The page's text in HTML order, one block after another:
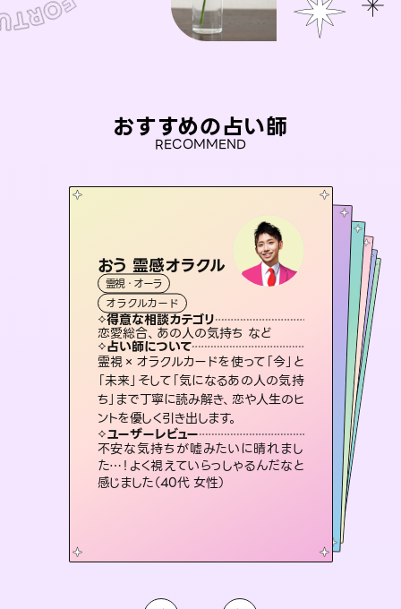
おすすめの占い師
RECOMMEND
おう 霊感オラクル
霊視・オーラ
オラクルカード
得意な相談カテゴリ
恋愛総合、あの人の気持ち など
占い師について
霊視×オラクルカードを使って「今」と
「未来」そして「気になるあの人の気持
ち」まで丁寧に読み解き、恋や人生のヒ
ントを優しく引き出します。
ユーザーレビュー
不安な気持ちが嘘みたいに晴れまし
た…！よく視えていらっしゃるんだなと
感じました（40代 女性）
アイリス -iris-
西洋占星術
ルーン
得意な相談カテゴリ
恋愛総合、片想い、二人の未来 など
占い師について
復縁、恋愛、不倫の行方、同性愛や片
思い、仕事関係や借金問題まで知りた
いことや心の負担になっていることを
紐解き、背中をそっと押して導きます。
ユーザーレビュー
安心感のあり、言い切ってくれる所や濁
さない鑑定のおかげで、毎回自分の気
持ちを整えられます（30代 男性）
彗望
霊視・オーラ
スピリチュアル・リーディング
得意な相談カテゴリ
片想い、あの人の気持ち、復縁 など
占い師について
3,700年以上の歴史を持つ東洋最古の
占術「易占」で詳細まで占い、幸せへ向
かう道筋を示します。厳しい結果にも具
体的な対策をお伝えします。
ユーザーレビュー
複雑な背景もしっかり聞いて鑑定して
いただけました。気持ちが楽になりまし
た（50代 女性）
とうげんみう
霊視・オーラ
スピリチュアル・リーディング
得意な相談カテゴリ
片想い、あの人の気持ち、復縁 など
占い師について
恋愛のお悩みの中でも特に「曖昧な関係」の相談を得意としており、友達以上恋人未満なお相手との今後や本音を丁寧に読み解き恋愛成就へと導きます。
ユーザーレビュー
鑑定していただいてアドバイス通りに行
動すると仲が復活してきました。ありが
とうございました（40代 女性）
未来視師＊花
スピリチュアル・リーディング
得意な相談カテゴリ
出逢い、片想い、復縁 など
占い師について
未来には何パターンもの選択肢があり
ます。不安で視えにくくなっているあな
たの素敵な未来を見つけ、その未来を
選択できるようアドバイスします。
ユーザーレビュー
職場の人の性質や人間関係、本心など
本当によく視えていてびっくり。対策が
打てて前向きになれます（40代）
霊視・オーラ タロット
スピリチュアル・リーディング
得意な相談カテゴリ
片想い、二人の未来、年の差 など
占い師について
連絡再開、復縁、成就などの報告実績
多数。セラピストとして2万超の施術経
験があるからこそできる鑑定で、より良
い未来をサポートします。
ユーザーレビュー
とても心温まる鑑定でした。しかもこち
らは何も言っていないのに視えていらっ
しゃるんだなと驚きです（30代女性）